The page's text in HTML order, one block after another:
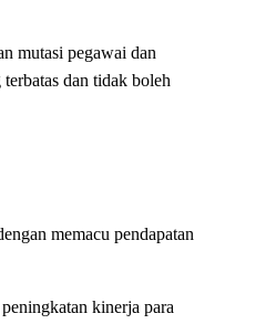
mutasi pegawai dan
dan tidak boleh
memacu pendapatan
kinerja para